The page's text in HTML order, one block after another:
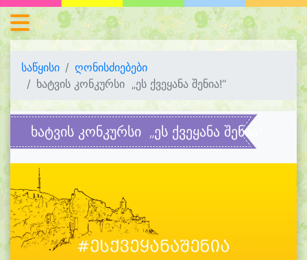
საწყისი
ღონისძიებები
ხატვის კონკურსი „ეს ქვეყანა შენია!“
ხატვის კონკურსი „ეს ქვეყანა შენია!“